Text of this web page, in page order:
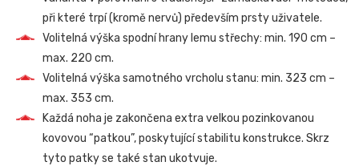
při které trpí (kromě nervů) především prsty uživatele.
Volitelná výška spodní hrany lemu střechy: min. 190 cm –
max. 220 cm.
Volitelná výška samotného vrcholu stanu: min. 323 cm –
max. 353 cm.
Každá noha je zakončena extra velkou pozinkovanou
kovovou “patkou”, poskytující stabilitu konstrukce. Skrz
tyto patky se také stan ukotvuje.